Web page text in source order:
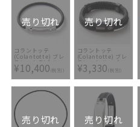
売り切れ
コラントッテ
(Colantotte) ブレ
スレット TAO ルー
プ ARIE ABAEK-95
¥10,400(税別)
売り切れ
コラントッテ
(Colantotte) ブレ
スレット ループ
AMU ABAEJ-90
¥3,330(税別)
売り切れ 売り切れ